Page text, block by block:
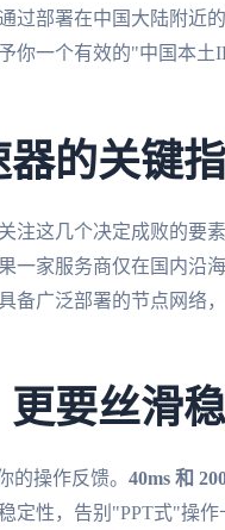
部署在中国大陆附近
你一个有效的"中国本土
的关键
注这几个决定成败的要
一家服务商仅在国内沿
备广泛部署的节点网络
要丝滑
的操作反馈。 40ms 和
定性，告别"PPT式"操